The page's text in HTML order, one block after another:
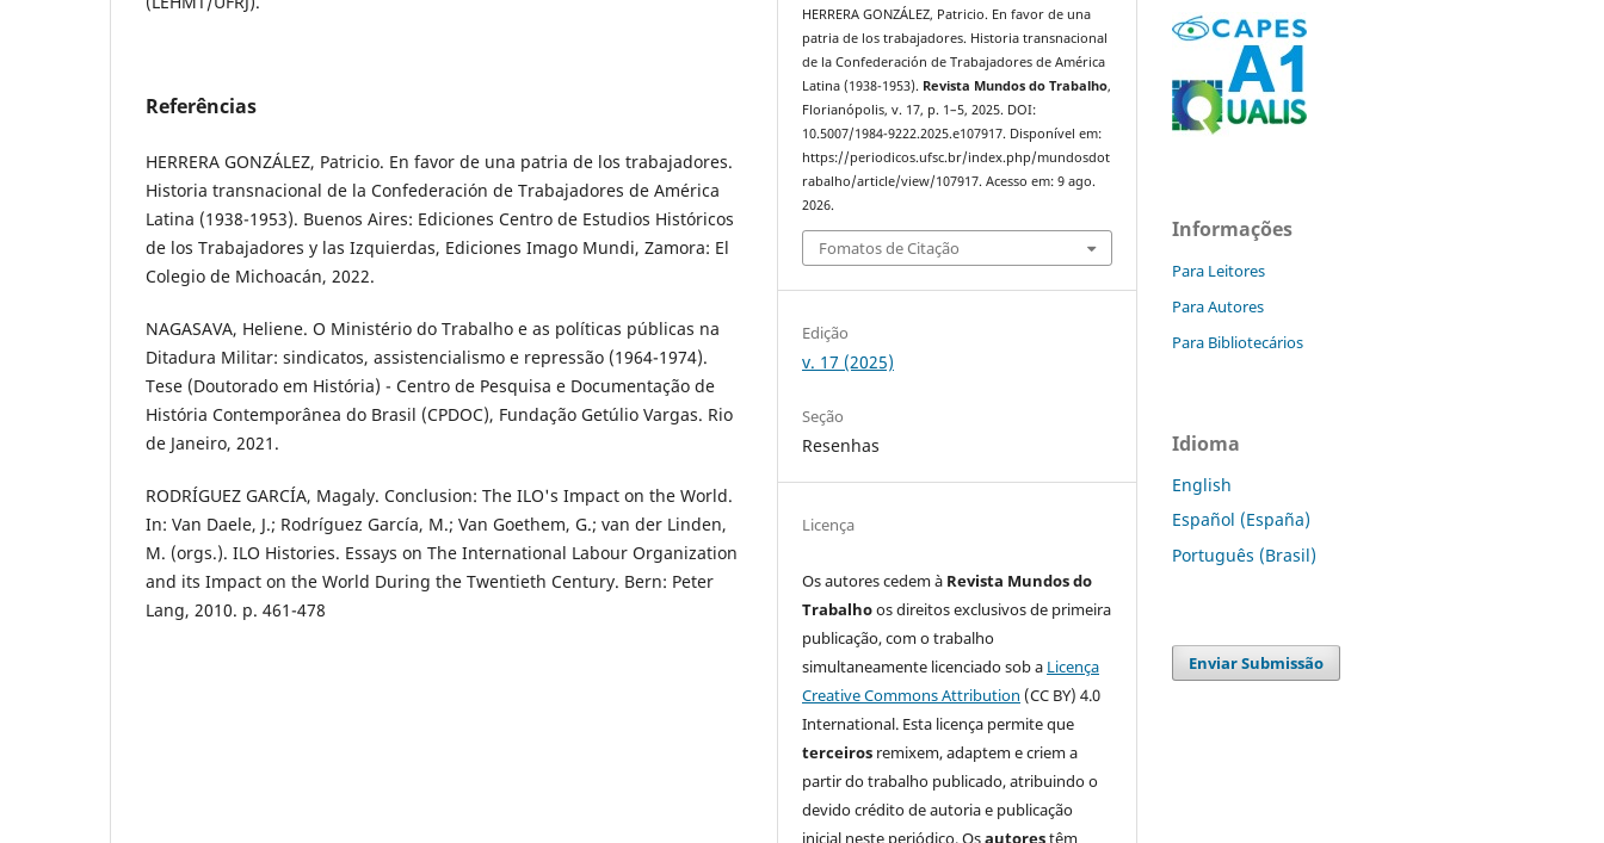
Referências
HERRERA GONZÁLEZ, Patricio. En favor de una patria de los trabajadores.
Historia transnacional de la Confederación de Trabajadores de América
Latina (1938-1953). Buenos Aires: Ediciones Centro de Estudios Históricos
de los Trabajadores y las Izquierdas, Ediciones Imago Mundi, Zamora: El
Colegio de Michoacán, 2022.
NAGASAVA, Heliene. O Ministério do Trabalho e as políticas públicas na
Ditadura Militar: sindicatos, assistencialismo e repressão (1964-1974).
Tese (Doutorado em História) - Centro de Pesquisa e Documentação de
História Contemporânea do Brasil (CPDOC), Fundação Getúlio Vargas. Rio
de Janeiro, 2021.
RODRÍGUEZ GARCÍA, Magaly. Conclusion: The ILO's Impact on the World.
In: Van Daele, J.; Rodríguez García, M.; Van Goethem, G.; van der Linden,
M. (orgs.). ILO Histories. Essays on The International Labour Organization
and its Impact on the World During the Twentieth Century. Bern: Peter
Lang, 2010. p. 461-478
HERRERA GONZÁLEZ, Patricio. En favor de una
patria de los trabajadores. Historia transnacional
de la Confederación de Trabajadores de América
Latina (1938-1953). Revista Mundos do Trabalho,
Florianópolis, v. 17, p. 1–5, 2025. DOI:
10.5007/1984-9222.2025.e107917. Disponível em:
https://periodicos.ufsc.br/index.php/mundosdot
rabalho/article/view/107917. Acesso em: 9 ago.
2026.
Fomatos de Citação
Edição
v. 17 (2025)
Seção
Resenhas
Licença
Os autores cedem à Revista Mundos do
Trabalhoos direitos exclusivos de primeira
publicação, com o trabalho
simultaneamente licenciado sob a Licença
Creative Commons Attribution (CC BY) 4.0
International. Esta licença permite que
terceiros remixem, adaptem e criem a
partir do trabalho publicado, atribuindo o
devido crédito de autoria e publicação
inicial neste periódico. Osautorestêm
Informações
Para Leitores
Para Autores
Para Bibliotecários
Idioma
English
Español (España)
Português (Brasil)
Enviar Submissão